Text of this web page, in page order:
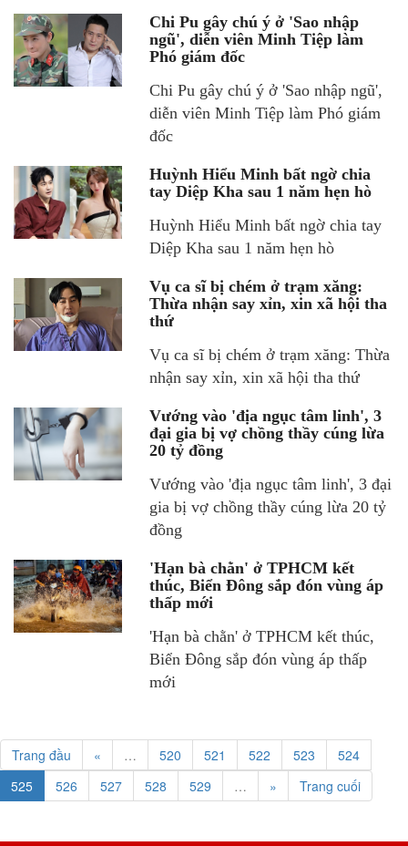
Chi Pu gây chú ý ở 'Sao nhập
ngũ', diễn viên Minh Tiệp làm
Phó giám đốc
Chi Pu gây chú ý ở 'Sao nhập ngũ',
diễn viên Minh Tiệp làm Phó giám
đốc
Huỳnh Hiểu Minh bất ngờ chia
tay Diệp Kha sau 1 năm hẹn hò
Huỳnh Hiểu Minh bất ngờ chia tay
Diệp Kha sau 1 năm hẹn hò
Vụ ca sĩ bị chém ở trạm xăng:
Thừa nhận say xỉn, xin xã hội tha
thứ
Vụ ca sĩ bị chém ở trạm xăng: Thừa
nhận say xỉn, xin xã hội tha thứ
Vướng vào 'địa ngục tâm linh', 3
đại gia bị vợ chồng thầy cúng lừa
20 tỷ đồng
Vướng vào 'địa ngục tâm linh', 3 đại
gia bị vợ chồng thầy cúng lừa 20 tỷ
đồng
'Hạn bà chằn' ở TPHCM kết
thúc, Biển Đông sắp đón vùng áp
thấp mới
'Hạn bà chằn' ở TPHCM kết thúc,
Biển Đông sắp đón vùng áp thấp
mới
Trang đầu « … 520 521 522 523
524
525
526 527 528 529 … » Trang cuối